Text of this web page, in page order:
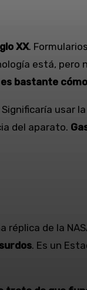
XX.
está, pero
bastante
del aparato.
réplica de la
. Es un